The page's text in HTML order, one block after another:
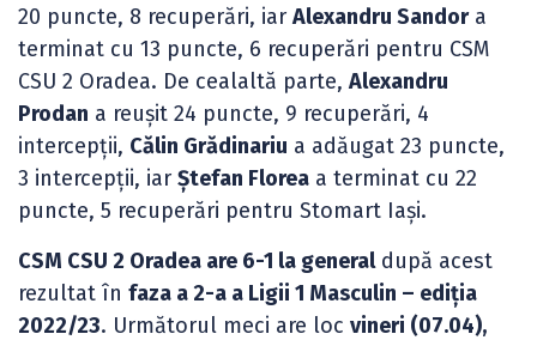
20 puncte, 8 recuperări, iar Alexandru Sandora
terminat cu 13 puncte, 6 recuperări pentru CSM
CSU 2 Oradea. De cealaltă parte, Alexandru
Prodan a reușit 24 puncte, 9 recuperări, 4
intercepții, Călin Grădinariu a adăugat 23 puncte,
3 intercepții, iar Ștefan Florea a terminat cu 22
puncte, 5 recuperări pentru Stomart Iași.
CSM CSU 2 Oradea are 6-1 la generaldupă acest
rezultat în faza a 2-a a Ligii 1 Masculin – ediția
2022/23. Următorul meci are loc vineri (07.04),